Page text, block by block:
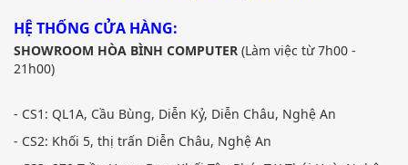
HỆ THỐNG CỬA HÀNG:
SHOWROOM HÒA BÌNH COMPUTER (Làm việc từ 7h00 -
21h00)
- CS1: QL1A, Cầu Bùng, Diễn Kỷ, Diễn Châu, Nghệ An
- CS2: Khối 5, thị trấn Diễn Châu, Nghệ An